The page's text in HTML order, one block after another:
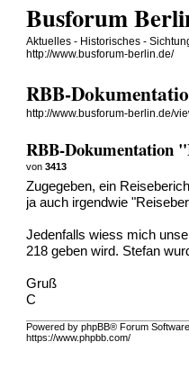
Busforum
Aktuelles - Historisches -
http://www.busforum-berlin.de/
RBB-
http://www.busforum-berlin.de/
RBB-Dokumentation
von3413
Zugegeben, ein
ja auch irgendwie
Jedenfalls wiess mich
218 geben wird. Stefan
Gruß
C
Powered by phpBB® Forum
https://www.phpbb.com/